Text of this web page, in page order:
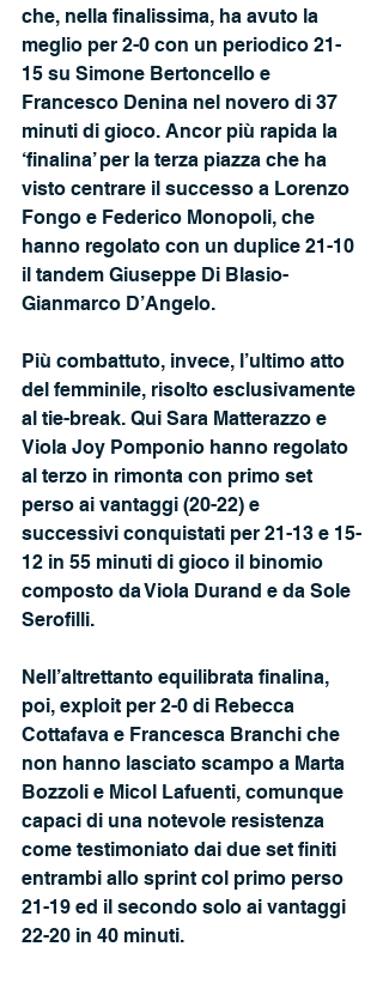
che, nella finalissima, ha avuto la
meglio per 2-0 con un periodico 21-
15 su Simone Bertoncello e
Francesco Denina nel novero di 37
minuti di gioco. Ancor più rapida la
‘finalina’ per la terza piazza che ha
visto centrare il successo a Lorenzo
Fongo e Federico Monopoli, che
hanno regolato con un duplice 21-10
il tandem Giuseppe Di Blasio-
Gianmarco D’Angelo.
Più combattuto, invece, l’ultimo atto
del femminile, risolto esclusivamente
al tie-break. Qui Sara Matterazzo e
Viola Joy Pomponio hanno regolato
al terzo in rimonta con primo set
perso ai vantaggi (20-22) e
successivi conquistati per 21-13 e 15-
12 in 55 minuti di gioco il binomio
composto da Viola Durand e da Sole
Serofilli.
Nell’altrettanto equilibrata finalina,
poi, exploit per 2-0 di Rebecca
Cottafava e Francesca Branchi che
non hanno lasciato scampo a Marta
Bozzoli e Micol Lafuenti, comunque
capaci di una notevole resistenza
come testimoniato dai due set finiti
entrambi allo sprint col primo perso
21-19 ed il secondo solo ai vantaggi
22-20 in 40 minuti.